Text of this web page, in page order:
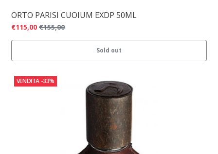
ORTO PARISI CUOIUM EXDP 50ML
€115,00 €155,00
Sold out
VENDITA -33%